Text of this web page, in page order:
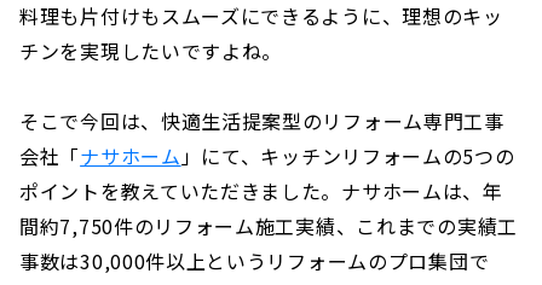
料理も片付けもスムーズにできるように、理想のキッ
チンを実現したいですよね。
そこで今回は、快適生活提案型のリフォーム専門工事
会社「ナサホーム」にて、キッチンリフォームの5つの
ポイントを教えていただきました。ナサホームは、年
間約7,750件のリフォーム施工実績、これまでの実績工
事数は30,000件以上というリフォームのプロ集団で